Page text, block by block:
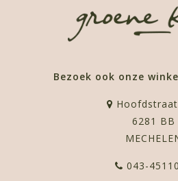
Bezoek ook onze
6281 BB
043-